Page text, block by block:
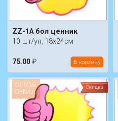
ZZ-1A бол ценник
10 шт/уп, 18х24см
75.00 ₽ В корзину
Скидка